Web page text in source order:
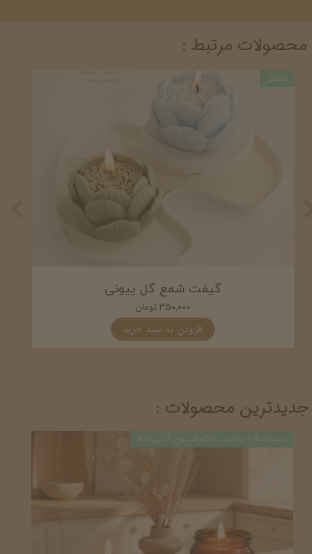
گیفت شمع سنگ مصنوعی
افزودن به سبد خرید
محصولات مرتبط :
| مناسب دکوراسیون آشپزخانه
جدیدترین محصولات :